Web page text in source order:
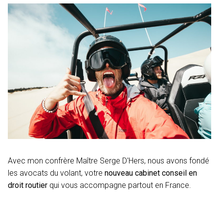
Avec mon confrère Maître Serge D'Hers, nous avons fondé
les avocats du volant, votre nouveau cabinet conseil en
droit routier qui vous accompagne partout en France.